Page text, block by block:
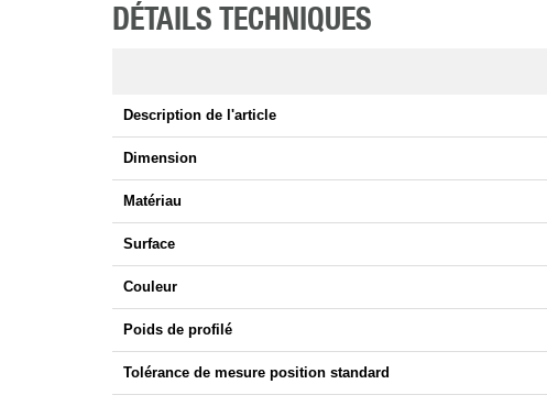
DÉTAILS TECHNIQUES
Description de l'article
Dimension
Matériau
Surface
Couleur
Poids de profilé
Tolérance de mesure position standard